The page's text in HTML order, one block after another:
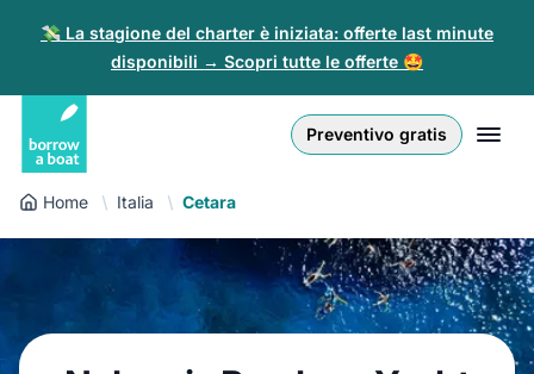
💸 La stagione del charter è iniziata: offerte last minute
disponibili → Scopri tutte le offerte 🤩
Preventivo gratis
Accedi
Registrati
Złoty
English (UK)
Nederlands
Home Italia Cetara